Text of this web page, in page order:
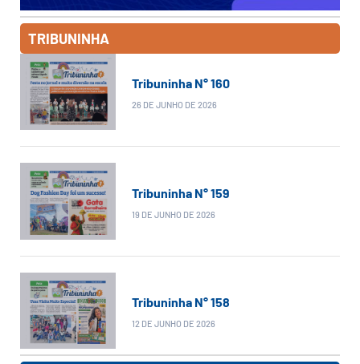
TRIBUNINHA
Tribuninha N° 160
26 DE JUNHO DE 2026
Tribuninha N° 159
19 DE JUNHO DE 2026
Tribuninha N° 158
12 DE JUNHO DE 2026